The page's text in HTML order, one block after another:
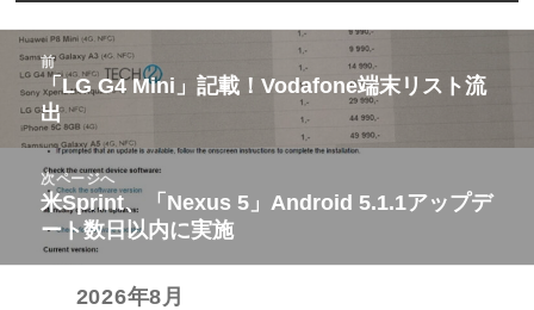
投
稿
ナ
ビ
前
前
の
投
稿:
「LG G4 Mini」記載！Vodafone端末リスト流
出
次ページへ
次
の
米Sprint、「Nexus 5」Android 5.1.1アップデ
ート数日以内に実施
2026年8月